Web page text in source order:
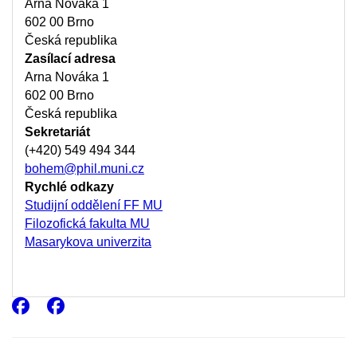
Adresa
Arna Nováka 1
602 00 Brno
Česká republika
Zasílací adresa
Arna Nováka 1
602 00 Brno
Česká republika
Sekretariát
(+420) 549 494 344
bohem@phil.muni.cz
Rychlé odkazy
Studijní oddělení FF MU